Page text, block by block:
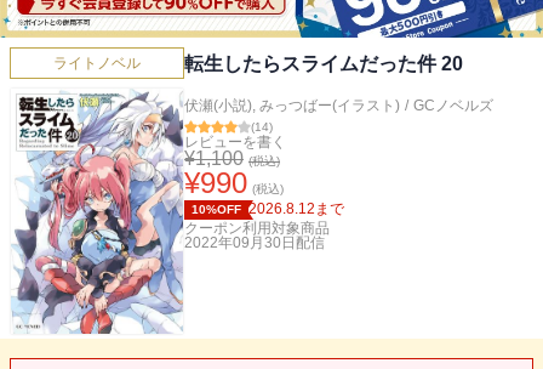
ライトノベル 転生したらスライムだった件 20
伏瀬(小説), みっつばー(イラスト) / GCノベルズ
(14)
レビューを書く
¥1,100 (税込)
¥990 (税込)
10%OFF 2026.8.12 まで
クーポン利用対象商品
2022年09月30日 配信